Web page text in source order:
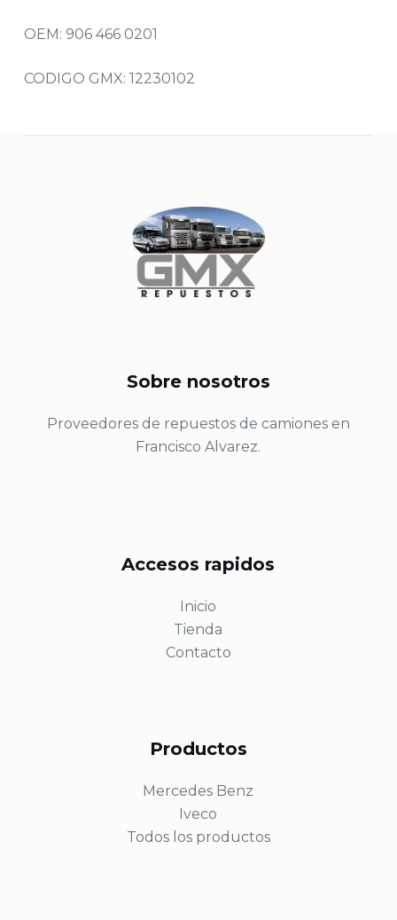
OEM: 906 466 0201
CODIGO GMX: 12230102
Sobre nosotros
Proveedores de repuestos de camiones en
Francisco Alvarez.
Accesos rapidos
Inicio
Tienda
Contacto
Productos
Mercedes Benz
Iveco
Todos los productos